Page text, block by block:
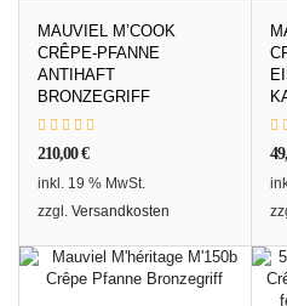
MAUVIEL M’COOK
CRÊPE-PFANNE
ANTIHAFT
BRONZEGRIFF
210,00€
inkl. 19 % MwSt.
zzgl. Versandkosten